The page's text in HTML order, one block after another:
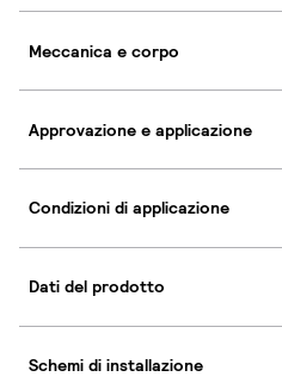
Meccanica e corpo
Approvazione e applicazione
Condizioni di applicazione
Dati del prodotto
Schemi di installazione